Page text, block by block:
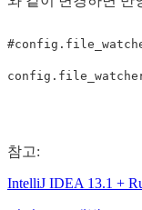
참고:
IntelliJ IDEA 13.1 +